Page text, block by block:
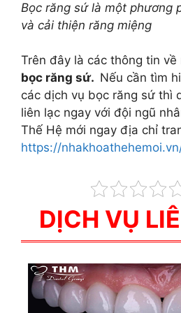
Bọc răng sứ là một phương
và cải thiện răng miệng
Trên đây là các thông tin về
bọc răng sứ. Nếu cần tìm
các dịch vụ bọc răng sứ thì
liên lạc ngay với đội ngũ
Thế Hệ mới ngay địa chỉ
https://
DỊCH VỤ